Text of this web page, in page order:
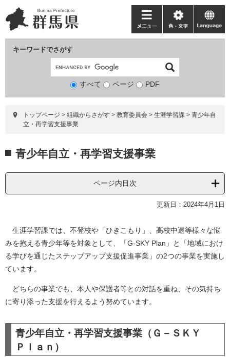
ー
ジ
ニ
ュ
て
キーワードでさがす
検
象
すべて ページ PDF
メ
ニ
ー
色・
文
language
トップページ > 組織からさがす > 教育委員会 > 生涯学習課 > 青少年自
立・再学習支援事業
文 青少年自立・再学習支援事業
ページ内目次
更新日：2024年4月1日
生涯学習課では、不登校や「ひきこもり」、高校中退等様々な悩
みを抱える青少年等を対象として、「G-SKY Plan」と「地域におけ
る学びを通じたステップアップ支援促進事業」の2つの事業を実施し
ています。
どちらの事業でも、本人や保護者等との対話を重ね、その気持ち
に寄り添った支援を行えるよう努めています。
青少年自立・再学習支援事業（Ｇ－ＳＫＹ
Ｐｌａｎ）